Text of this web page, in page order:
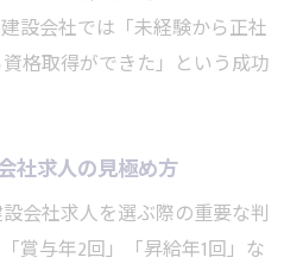
設会社では「未経験から正社
格取得ができた」という成功
社求人の見極め方
会社求人を選ぶ際の重要な判
賞与年2回」「昇給年1回」な